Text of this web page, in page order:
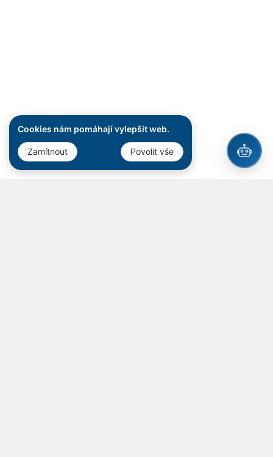
Cookies nám pomáhají vylepšit web.
Zamítnout Povolit vše